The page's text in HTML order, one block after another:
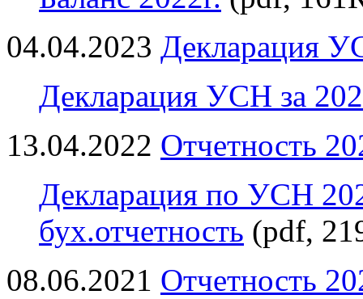
04.04.2023 Декларация
Декларация УСН за
13.04.2022 Отчетность
Декларация по УСН
бух.отчетность (pdf,
08.06.2021 Отчетность